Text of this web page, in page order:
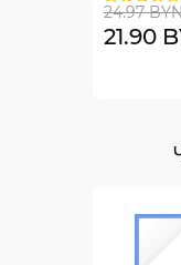
24.97
21.90